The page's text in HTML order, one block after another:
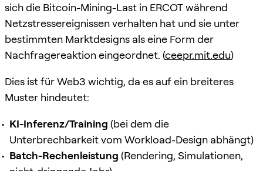
sich die Bitcoin-Mining-Last in ERCOT während
Netzstressereignissen verhalten hat und sie unter
bestimmten Marktdesigns als eine Form der
Nachfragereaktion eingeordnet. (ceepr.mit.edu)
Dies ist für Web3 wichtig, da es auf ein breiteres
Muster hindeutet:
KI-Inferenz/Training (bei dem die
Unterbrechbarkeit vom Workload-Design abhängt)
Batch-Rechenleistung (Rendering, Simulationen,